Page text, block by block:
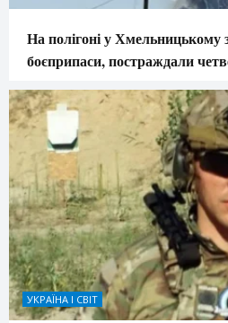
На полігоні у Хмельницькому
боєприпаси, постраждали
УКРАЇНА І СВІТ